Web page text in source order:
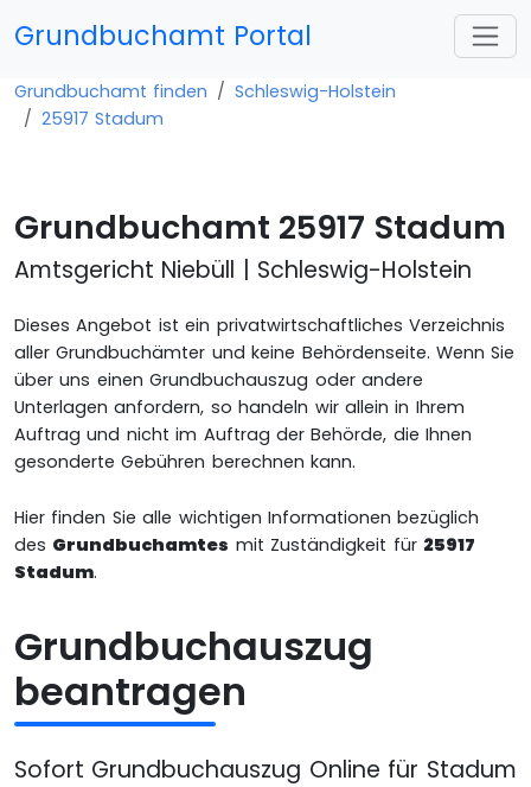
Grundbuchamt Portal
Grundbuchamt finden
Schleswig-Holstein
25917 Stadum
Grundbuchamt 25917 Stadum
Amtsgericht Niebüll | Schleswig-Holstein
Dieses Angebot ist ein privatwirtschaftliches Verzeichnis
aller Grundbuchämter und keine Behördenseite. Wenn Sie
über uns einen Grundbuchauszug oder andere
Unterlagen anfordern, so handeln wir allein in Ihrem
Auftrag und nicht im Auftrag der Behörde, die Ihnen
gesonderte Gebühren berechnen kann.
Hier finden Sie alle wichtigen Informationen bezüglich
des Grundbuchamtes mit Zuständigkeit für 25917
Stadum.
Grundbuchauszug
beantragen
Sofort Grundbuchauszug Online für Stadum